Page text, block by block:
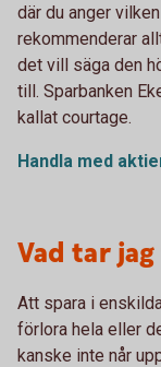
där du anger
rekommenderar
det vill säga den
till. Sparbanken
kallat courtage.
Handla med
Vad tar
Att spara i
förlora hela eller
kanske inte når